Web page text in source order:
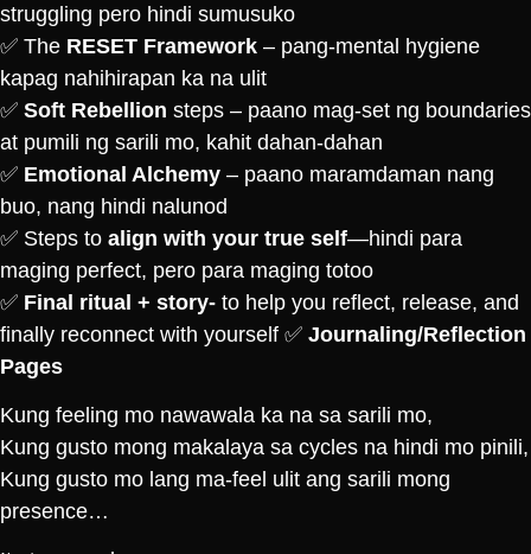
struggling pero hindi sumusuko
✅ The RESET Framework – pang-mental hygiene
kapag nahihirapan ka na ulit
✅ Soft Rebellion steps – paano mag-set ng boundaries
at pumili ng sarili mo, kahit dahan-dahan
✅ Emotional Alchemy – paano maramdaman nang
buo, nang hindi nalunod
✅ Steps to align with your true self—hindi para
maging perfect, pero para maging totoo
✅ Final ritual + story- to help you reflect, release, and
finally reconnect with yourself ✅ Journaling/Reflection
Pages
Kung feeling mo nawawala ka na sa sarili mo,
Kung gusto mong makalaya sa cycles na hindi mo pinili,
Kung gusto mo lang ma-feel ulit ang sarili mong
presence…